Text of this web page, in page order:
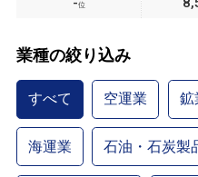
位
業種の絞り込み
すべて 空運業 鉱
海運業 石油・石炭製